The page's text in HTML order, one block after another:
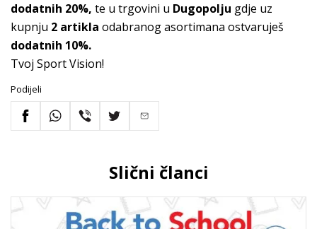
dodatnih 20%, te u trgovini u Dugopolju gdje uz
kupnju 2 artikla odabranog asortimana ostvaruješ
dodatnih 10%.
Tvoj Sport Vision!
Podijeli
Slični članci